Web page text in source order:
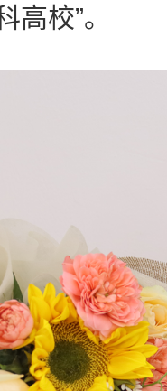
高校”。